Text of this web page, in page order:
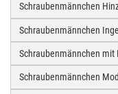
Schraubenmännchen
Schraubenmännchen
Schraubenmännchen mit
Schraubenmännchen